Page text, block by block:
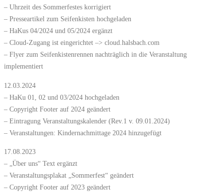
– Uhrzeit des Sommerfestes korrigiert
– Presseartikel zum Seifenkisten hochgeladen
– HaKus 04/2024 und 05/2024 ergänzt
– Cloud-Zugang ist eingerichtet –> cloud.halsbach.com
– Flyer zum Seifenkistenrennen nachträglich in die Veranstaltung
implementiert
12.03.2024
– HaKu 01, 02 und 03/2024 hochgeladen
– Copyright Footer auf 2024 geändert
– Eintragung Veranstaltungskalender (Rev.1 v. 09.01.2024)
– Veranstaltungen: Kindernachmittage 2024 hinzugefügt
17.08.2023
– „Über uns“ Text ergänzt
– Veranstaltungsplakat „Sommerfest“ geändert
– Copyright Footer auf 2023 geändert